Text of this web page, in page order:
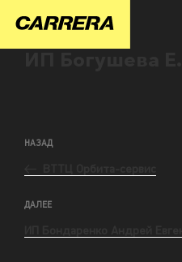
НАЗАД
ДАЛЕЕ